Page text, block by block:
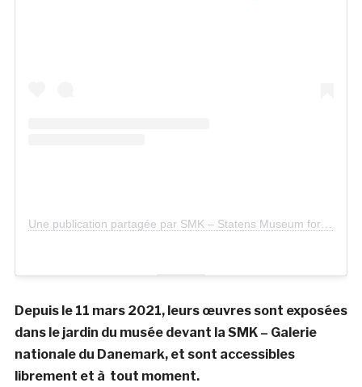
Depuis le 11 mars 2021, leurs œuvres sont exposées
dans le jardin du musée devant la SMK – Galerie
nationale du Danemark, et sont accessibles
librement et à tout moment.